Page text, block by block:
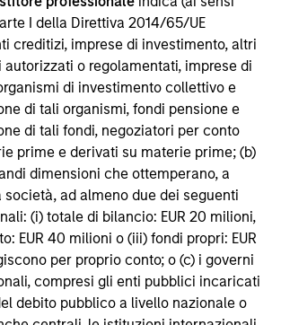
I della Direttiva 2014/65/UE
creditizi, imprese di investimento, altri
o regolamentati, imprese di
di investimento collettivo e
di tali organismi, fondi pensione e
di tali fondi, negoziatori per conto
prime e derivati su materie prime; (b)
dimensioni che ottemperano, a
società, ad almeno due dei seguenti
(i) totale di bilancio: EUR 20 milioni,
EUR 40 milioni o (iii) fondi propri: EUR
per proprio conto; o (c) i governi
compresi gli enti pubblici incaricati
debito pubblico a livello nazionale o
le persone residenti nelle giurisdizioni
o disponibilità sia contraria alle
locali.
(1-7), maggiore è il potenziale di
il rischio di perdere l’investimento.
indica un investimento privo di rischio. Si
contenente informazioni chiave per
nella sezione Risorse, per il rating di
le classi di azioni e le avvertenze.
o “star rating” viene calcolato per i
fondi comuni, sottoconti di rendite
vita variabili, exchange-traded fund, fondi
con uno storico minimo di tre anni.
fund e i fondi comuni aperti sono
categoria a fini comparativi. Il
sulla base di una misura del